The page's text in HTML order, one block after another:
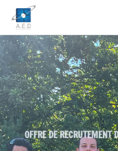
OFFRE DE RECRUTEMENT